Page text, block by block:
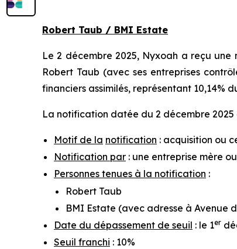
Robert Taub / BMI Estate
Le 2 décembre 2025, Nyxoah a reçu
Robert Taub (avec ses entreprises
financiers assimilés, représentant 10,14%
La notification datée du 2 décembre 2025
Motif de la notification : acquisition ou
Notification par : une entreprise mère
Personnes tenues à la notification :
Robert Taub
BMI Estate (avec adresse à Avenue
Date du dépassement de seuil : le 1er
Seuil franchi : 10%